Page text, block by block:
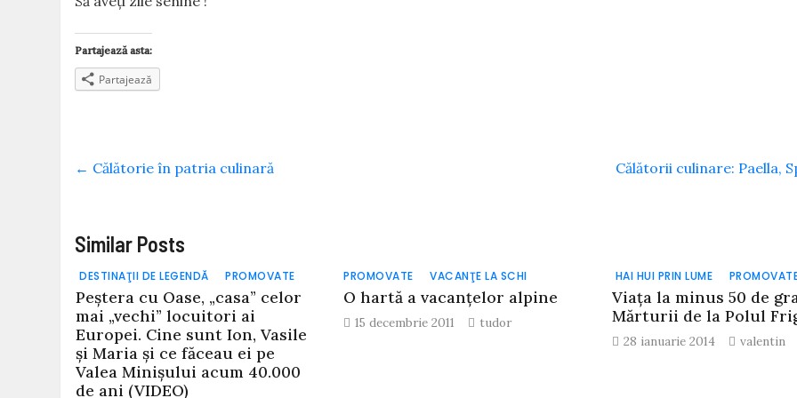
Partajează asta:
Partajează
← Călătorie în patria culinară Călătorii culinare: Paella,
Similar Posts
DESTINAŢII DE LEGENDĂ PROMOVATE
Peștera cu Oase, „casa” celor
mai „vechi” locuitori ai
Europei. Cine sunt Ion, Vasile
și Maria și ce făceau ei pe
Valea Minișului acum 40.000
de ani (VIDEO)
PROMOVATE VACANŢE LA SCHI
O hartă a vacanţelor alpine
15 decembrie 2011 tudor
HAI HUI PRIN LUME
Viaţa la minus 50 de
Mărturii de la Polul
28 ianuarie 2014 valentin